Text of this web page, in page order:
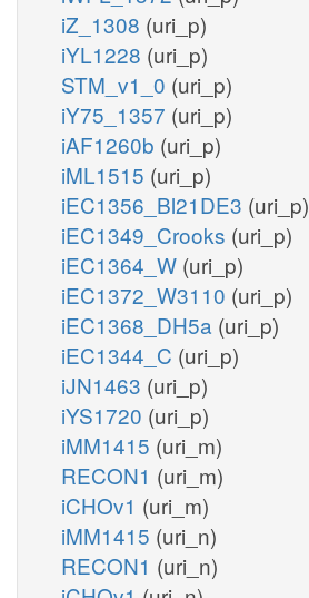
iZ_1308 (uri_p)
iYL1228 (uri_p)
STM_v1_0 (uri_p)
iY75_1357 (uri_p)
iAF1260b (uri_p)
iML1515 (uri_p)
iEC1356_Bl21DE3 (uri_p)
iEC1349_Crooks (uri_p)
iEC1364_W (uri_p)
iEC1372_W3110 (uri_p)
iEC1368_DH5a (uri_p)
iEC1344_C (uri_p)
iJN1463 (uri_p)
iYS1720 (uri_p)
iMM1415 (uri_m)
RECON1 (uri_m)
iCHOv1 (uri_m)
iMM1415 (uri_n)
RECON1 (uri_n)